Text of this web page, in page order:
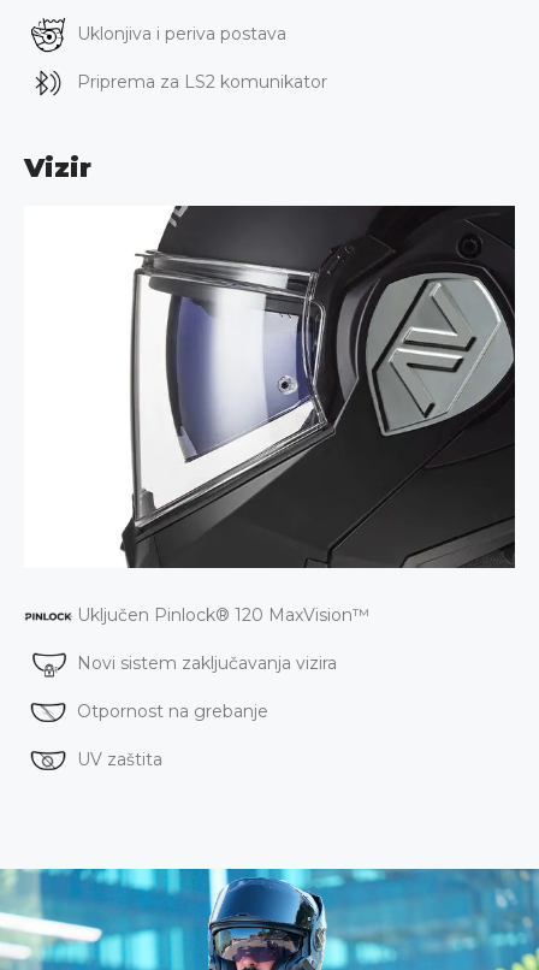
Uklonjiva i periva postava
Priprema za LS2 komunikator
Vizir
Uključen Pinlock® 120 MaxVision™
Novi sistem zaključavanja vizira
Otpornost na grebanje
UV zaštita